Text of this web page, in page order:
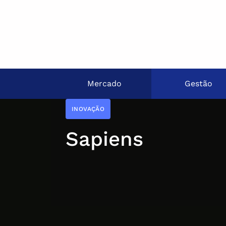
Mercado Gestão
INOVAÇÃO
Sapiens